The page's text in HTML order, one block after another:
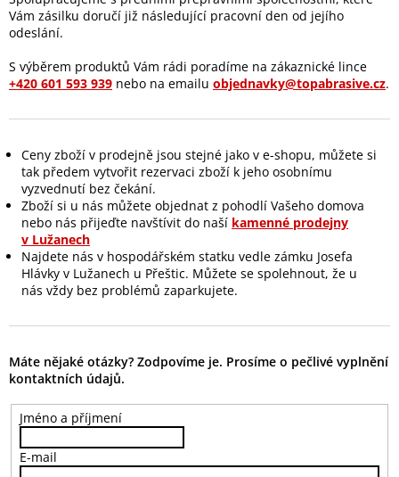
Vám zásilku doručí již následující pracovní den od jejího
odeslání.
S výběrem produktů Vám rádi poradíme na zákaznické lince
+420 601 593 939 nebo na emailu objednavky@topabrasive.cz.
Ceny zboží v prodejně jsou stejné jako v e-shopu, můžete si
tak předem vytvořit rezervaci zboží k jeho osobnímu
vyzvednutí bez čekání.
Zboží si u nás můžete objednat z pohodlí Vašeho domova
nebo nás přijeďte navštívit do naší kamenné prodejny
v Lužanech
Najdete nás v hospodářském statku vedle zámku Josefa
Hlávky v Lužanech u Přeštic. Můžete se spolehnout, že u
nás vždy bez problémů zaparkujete.
Máte nějaké otázky? Zodpovíme je. Prosíme o pečlivé vyplnění
kontaktních údajů.
Jméno a příjmení
E-mail